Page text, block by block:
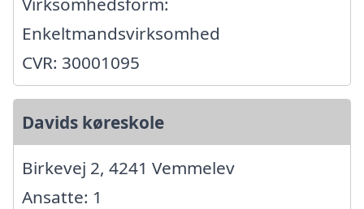
Enkeltmandsvirksomhed
CVR: 30001095
Davids køreskole
Birkevej 2, 4241 Vemmelev
Ansatte: 1